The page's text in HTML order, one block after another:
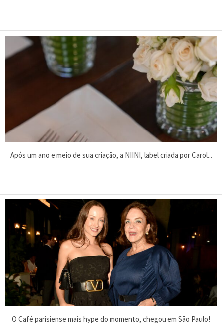
Após um ano e meio de sua criação, a NIINI, label criada por Carol...
O Café parisiense mais hype do momento, chegou em São Paulo!